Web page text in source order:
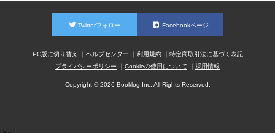
Twitterフォロー Facebookページ
PC版に切り替え ヘルプセンター 利用規約
特定商取引法に基づく表記
プライバシーポリシー
Cookieの使用について 採用情報
Copyright © 2026 Booklog,Inc. All Rights Reserved.